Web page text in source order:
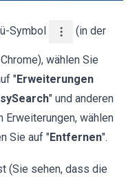
Symbol (in der
wählen Sie
"Erweiterungen
" und anderen
wählen
Sie auf "Entfernen".
(Sie sehen, dass die